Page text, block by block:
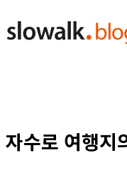
수로 여행지